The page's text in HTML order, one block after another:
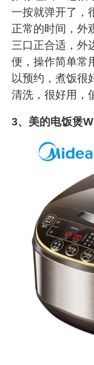
一按就弹开了，
正常的时间，外
三口正合适，外
便，操作简单常
以预约，煮饭很
清洗，很好用，
3、美的电饭煲